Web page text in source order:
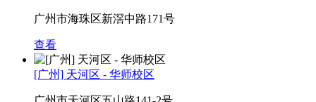
广州市海珠区新滘中路171号
查看
[广州] 天河区 - 华师校区